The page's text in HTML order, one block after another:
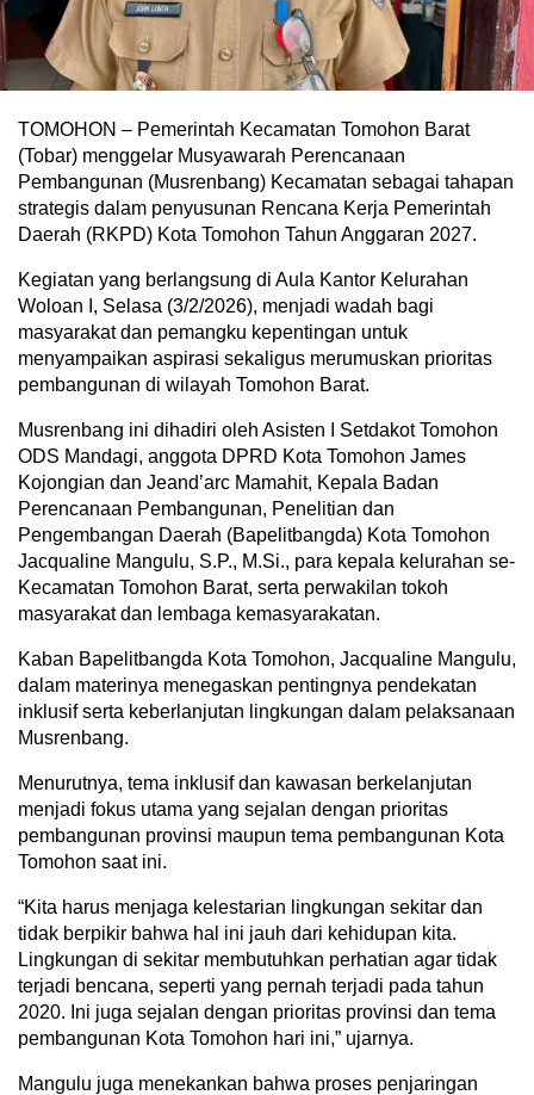
TOMOHON – Pemerintah Kecamatan Tomohon Barat
(Tobar) menggelar Musyawarah Perencanaan
Pembangunan (Musrenbang) Kecamatan sebagai tahapan
strategis dalam penyusunan Rencana Kerja Pemerintah
Daerah (RKPD) Kota Tomohon Tahun Anggaran 2027.
Kegiatan yang berlangsung di Aula Kantor Kelurahan
Woloan I, Selasa (3/2/2026), menjadi wadah bagi
masyarakat dan pemangku kepentingan untuk
menyampaikan aspirasi sekaligus merumuskan prioritas
pembangunan di wilayah Tomohon Barat.
Musrenbang ini dihadiri oleh Asisten I Setdakot Tomohon
ODS Mandagi, anggota DPRD Kota Tomohon James
Kojongian dan Jeand’arc Mamahit, Kepala Badan
Perencanaan Pembangunan, Penelitian dan
Pengembangan Daerah (Bapelitbangda) Kota Tomohon
Jacqualine Mangulu, S.P., M.Si., para kepala kelurahan se-
Kecamatan Tomohon Barat, serta perwakilan tokoh
masyarakat dan lembaga kemasyarakatan.
Kaban Bapelitbangda Kota Tomohon, Jacqualine Mangulu,
dalam materinya menegaskan pentingnya pendekatan
inklusif serta keberlanjutan lingkungan dalam pelaksanaan
Musrenbang.
Menurutnya, tema inklusif dan kawasan berkelanjutan
menjadi fokus utama yang sejalan dengan prioritas
pembangunan provinsi maupun tema pembangunan Kota
Tomohon saat ini.
“Kita harus menjaga kelestarian lingkungan sekitar dan
tidak berpikir bahwa hal ini jauh dari kehidupan kita.
Lingkungan di sekitar membutuhkan perhatian agar tidak
terjadi bencana, seperti yang pernah terjadi pada tahun
2020. Ini juga sejalan dengan prioritas provinsi dan tema
pembangunan Kota Tomohon hari ini,” ujarnya.
Mangulu juga menekankan bahwa proses penjaringan